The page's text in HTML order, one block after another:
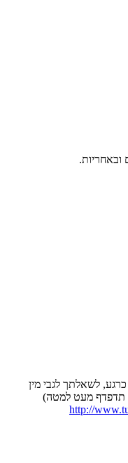
ובאחריות.
לשאלתך לגבי מין
( תדפדף מעט למטה)
http://